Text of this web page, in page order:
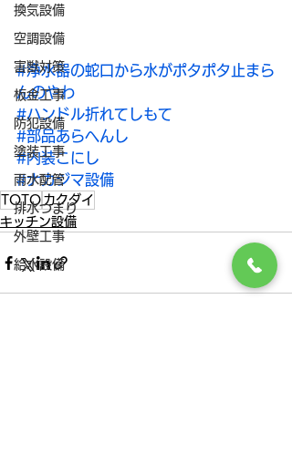
換気設備
空調設備
害獣対策
板金工事
防犯設備
塗装工事
雨水配管
排水つまり
外壁工事
給水設備
#浄水器の蛇口から水がポタポタ止まら
んのやわ
#ハンドル折れてしもて
#部品あらへんし
#内装こにし
#ナカジマ設備
TOTO カクダイ
キッチン設備